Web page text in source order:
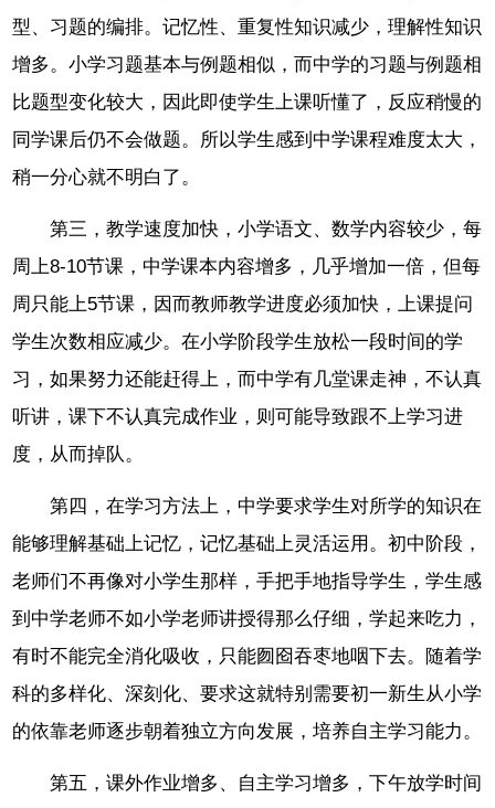
型、习题的编排。记忆性、重复性知识减少，理解性知识
增多。小学习题基本与例题相似，而中学的习题与例题相
比题型变化较大，因此即使学生上课听懂了，反应稍慢的
同学课后仍不会做题。所以学生感到中学课程难度太大，
稍一分心就不明白了。
第三，教学速度加快，小学语文、数学内容较少，每
周上8-10节课，中学课本内容增多，几乎增加一倍，但每
周只能上5节课，因而教师教学进度必须加快，上课提问
学生次数相应减少。在小学阶段学生放松一段时间的学
习，如果努力还能赶得上，而中学有几堂课走神，不认真
听讲，课下不认真完成作业，则可能导致跟不上学习进
度，从而掉队。
第四，在学习方法上，中学要求学生对所学的知识在
能够理解基础上记忆，记忆基础上灵活运用。初中阶段，
老师们不再像对小学生那样，手把手地指导学生，学生感
到中学老师不如小学老师讲授得那么仔细，学起来吃力，
有时不能完全消化吸收，只能囫囵吞枣地咽下去。随着学
科的多样化、深刻化、要求这就特别需要初一新生从小学
的依靠老师逐步朝着独立方向发展，培养自主学习能力。
第五，课外作业增多、自主学习增多，下午放学时间